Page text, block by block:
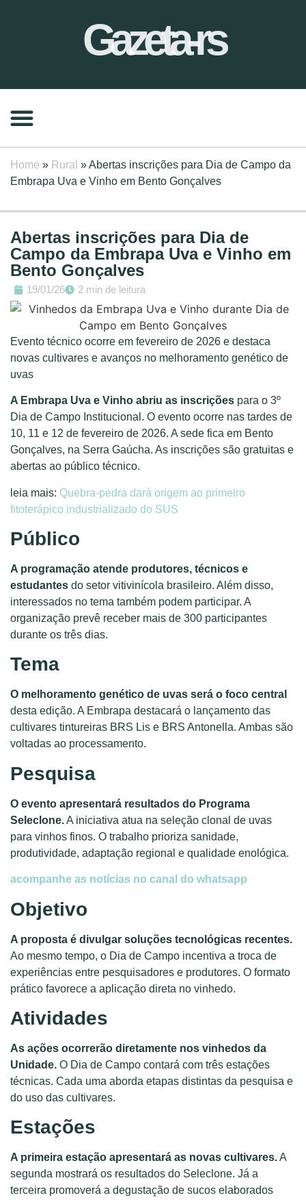
Gazeta-rs
Home » Rural »Abertas inscrições para Dia de Campo da
Embrapa Uva e Vinho em Bento Gonçalves
Abertas inscrições para Dia de
Campo da Embrapa Uva e Vinho em
Bento Gonçalves
19/01/26 2 min de leitura
Evento técnico ocorre em fevereiro de 2026 e destaca
novas cultivares e avanços no melhoramento genético de
uvas
A Embrapa Uva e Vinho abriu as inscrições para o 3º
Dia de Campo Institucional. O evento ocorre nas tardes de
10, 11 e 12 de fevereiro de 2026. A sede fica em Bento
Gonçalves, na Serra Gaúcha. As inscrições são gratuitas e
abertas ao público técnico.
leia mais: Quebra-pedra dará origem ao primeiro
fitoterápico industrializado do SUS
Público
A programação atende produtores, técnicos e
estudantes do setor vitivinícola brasileiro. Além disso,
interessados no tema também podem participar. A
organização prevê receber mais de 300 participantes
durante os três dias.
Tema
O melhoramento genético de uvas será o foco central
desta edição. A Embrapa destacará o lançamento das
cultivares tintureiras BRS Lis e BRS Antonella. Ambas são
voltadas ao processamento.
Pesquisa
O evento apresentará resultados do Programa
Seleclone.A iniciativa atua na seleção clonal de uvas
para vinhos finos. O trabalho prioriza sanidade,
produtividade, adaptação regional e qualidade enológica.
acompanhe as notícias no canal do whatsapp
Objetivo
A proposta é divulgar soluções tecnológicas recentes.
Ao mesmo tempo, o Dia de Campo incentiva a troca de
experiências entre pesquisadores e produtores. O formato
prático favorece a aplicação direta no vinhedo.
Atividades
As ações ocorrerão diretamente nos vinhedos da
Unidade. O Dia de Campo contará com três estações
técnicas. Cada uma aborda etapas distintas da pesquisa e
do uso das cultivares.
Estações
A primeira estação apresentará as novas cultivares.A
segunda mostrará os resultados do Seleclone. Já a
terceira promoverá a degustação de sucos elaborados